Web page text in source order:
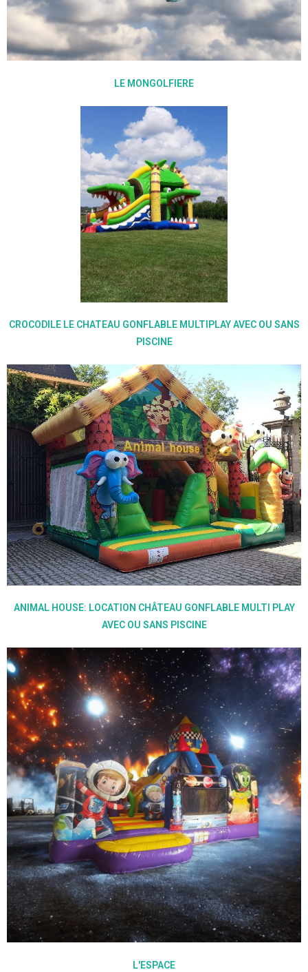
LE MONGOLFIERE
CROCODILE LE CHATEAU GONFLABLE MULTIPLAY AVEC OU SANS
PISCINE
ANIMAL HOUSE: LOCATION CHÂTEAU GONFLABLE MULTI PLAY
AVEC OU SANS PISCINE
L'ESPACE